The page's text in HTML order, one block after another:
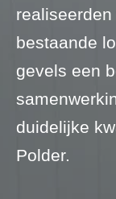
bestaande
gevels een
duidelijke
Polder.